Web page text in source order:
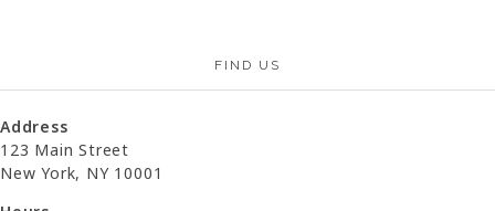
FIND US
Address
123 Main Street
New York, NY 10001